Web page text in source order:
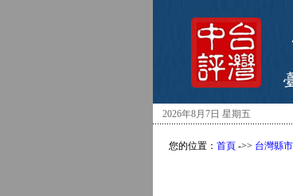
2026年8月7日 星期五
您的位置： 首頁 ->> 台灣縣市